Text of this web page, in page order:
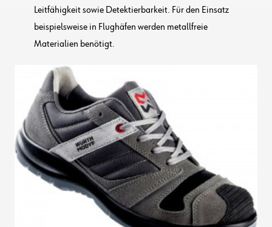
Leitfähigkeit sowie Detektierbarkeit. Für den Einsatz
beispielsweise in Flughäfen werden metallfreie
Materialien benötigt.